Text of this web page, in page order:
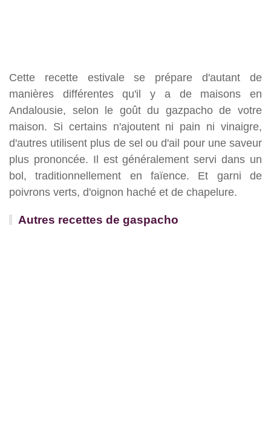
Cette recette estivale se prépare d'autant de
manières différentes qu'il y a de maisons en
Andalousie, selon le goût du gazpacho de votre
maison. Si certains n'ajoutent ni pain ni vinaigre,
d'autres utilisent plus de sel ou d'ail pour une saveur
plus prononcée. Il est généralement servi dans un
bol, traditionnellement en faïence. Et garni de
poivrons verts, d'oignon haché et de chapelure.
Autres recettes de gaspacho